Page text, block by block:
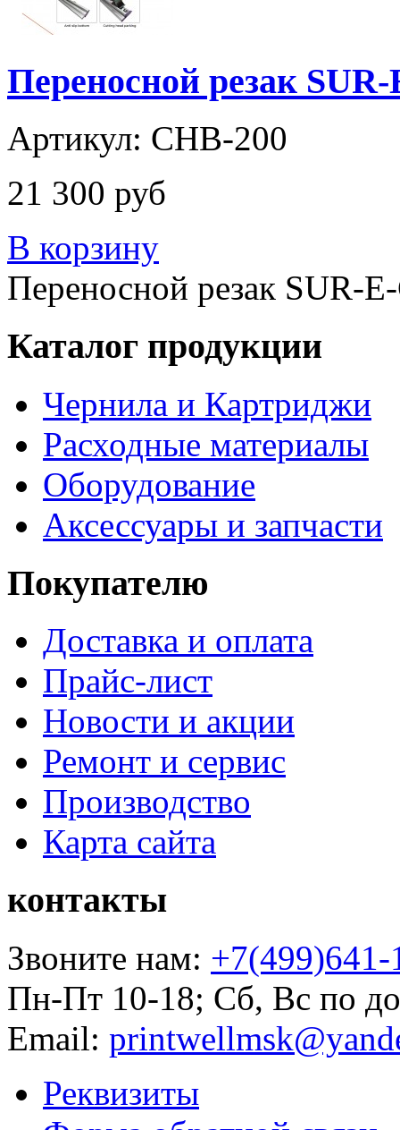
Переносной резак
Артикул: CHB-200
21 300 руб
В корзину
Переносной резак SUR-
Каталог продукции
Чернила и Картриджи
Расходные материалы
Оборудование
Аксессуары и запчасти
Покупателю
Доставка и оплата
Прайс-лист
Новости и акции
Ремонт и сервис
Производство
Карта сайта
контакты
Звоните нам: +7(499)641-
Пн-Пт 10-18; Сб, Вс по
Email:
Реквизиты